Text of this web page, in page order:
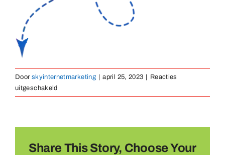
Medailles
Magneten
Contact
Door skyinternetmarketing april 25, 2023
Reacties
uitgeschakeldvoor
ptb-
Share This Story, Choose Your